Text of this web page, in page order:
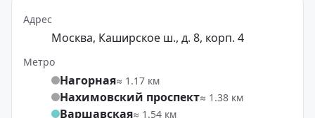
Адрес
Москва, Каширское ш., д. 8, корп. 4
Метро
Нагорная≈ 1.17 км
Нахимовский проспект≈ 1.38 км
Варшавская≈ 1.54 км